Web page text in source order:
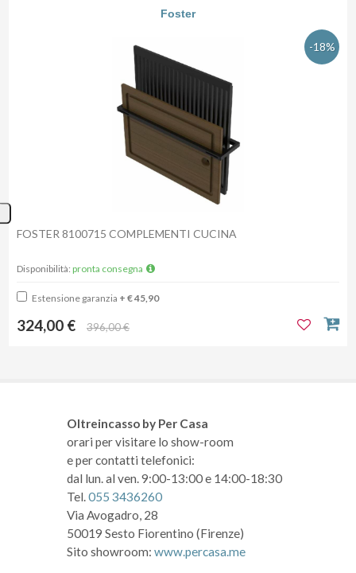
Foster
-18%
FOSTER 8100715 COMPLEMENTI CUCINA
Disponibilità: pronta consegna
Estensione garanzia + € 45,90
324,00 € 396,00 €
Oltreincasso by Per Casa
orari per visitare lo show-room
e per contatti telefonici:
dal lun. al ven. 9:00-13:00 e 14:00-18:30
Tel.055 3436260
Via Avogadro, 28
50019 Sesto Fiorentino (Firenze)
Sito showroom: www.percasa.me